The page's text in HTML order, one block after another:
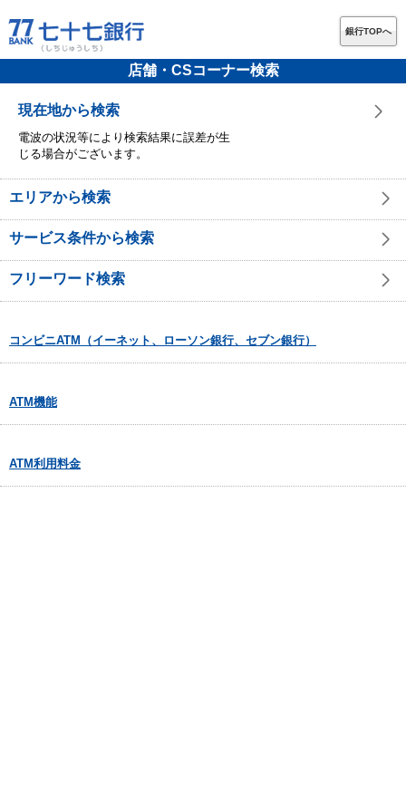
銀行TOPへ
店舗・CSコーナー検索
現在地から検索
電波の状況等により検索結果に誤差が生
じる場合がございます。
エリアから検索
サービス条件から検索
フリーワード検索
コンビニATM（イーネット、ローソン銀行、セブン銀行）
ATM機能
ATM利用料金